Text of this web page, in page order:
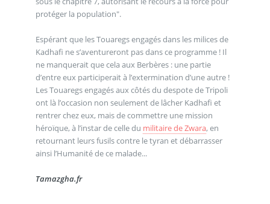
protéger la population".
Espérant que les Touaregs engagés dans les milices de
Kadhafi ne s’aventureront pas dans ce programme ! Il
ne manquerait que cela aux Berbères : une partie
d’entre eux participerait à l’extermination d’une autre !
Les Touaregs engagés aux côtés du despote de Tripoli
ont là l’occasion non seulement de lâcher Kadhafi et
rentrer chez eux, mais de commettre une mission
héroïque, à l’instar de celle du militaire de Zwara, en
retournant leurs fusils contre le tyran et débarrasser
ainsi l’Humanité de ce malade...
Tamazgha.fr